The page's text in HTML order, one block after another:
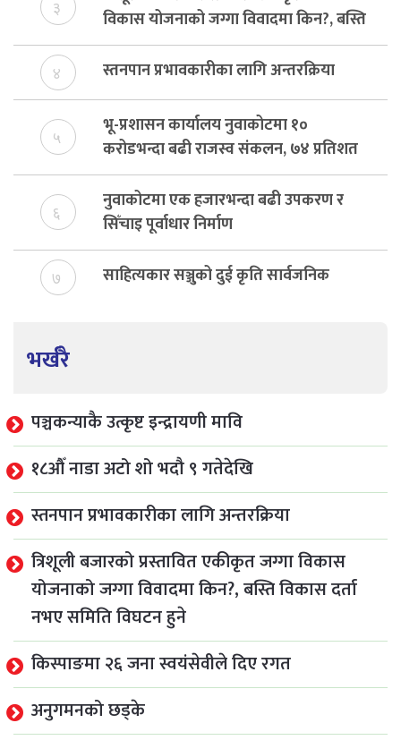
३
विकास योजनाको जग्गा विवादमा किन?, बस्ति
विकास दर्ता नभए समिति विघटन हुने
४ स्तनपान प्रभावकारीका लागि अन्तरक्रिया
५
भू-प्रशासन कार्यालय नुवाकोटमा १०
करोडभन्दा बढी राजस्व संकलन, ७४ प्रतिशत
बेरुजु फर्छयौट
६
नुवाकोटमा एक हजारभन्दा बढी उपकरण र
सिँचाइ पूर्वाधार निर्माण
७ साहित्यकार सञ्जुको दुई कृति सार्वजनिक
भर्खरै
पञ्चकन्याकै उत्कृष्ट इन्द्रायणी मावि
१८औँ नाडा अटो शो भदौ ९ गतेदेखि
स्तनपान प्रभावकारीका लागि अन्तरक्रिया
त्रिशूली बजारको प्रस्तावित एकीकृत जग्गा विकास
योजनाको जग्गा विवादमा किन?, बस्ति विकास दर्ता
नभए समिति विघटन हुने
किस्पाङमा २६ जना स्वयंसेवीले दिए रगत
अनुगमनको छड्के